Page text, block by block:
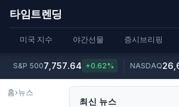
타임트렌딩
미국 지수 야간선물 증시브리핑
S&P 5007,757.64 +0.62% NASDAQ
홈›뉴스
최신 뉴스